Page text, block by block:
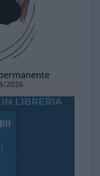
2026